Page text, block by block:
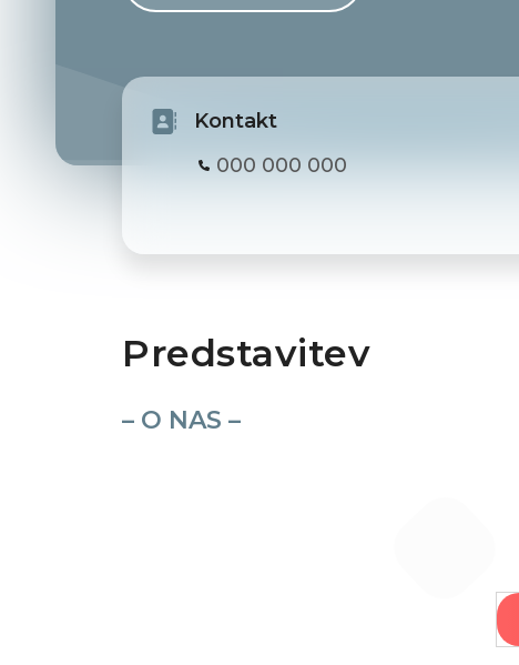
Kontakt
000 000 000
Predstavitev
– O NAS –